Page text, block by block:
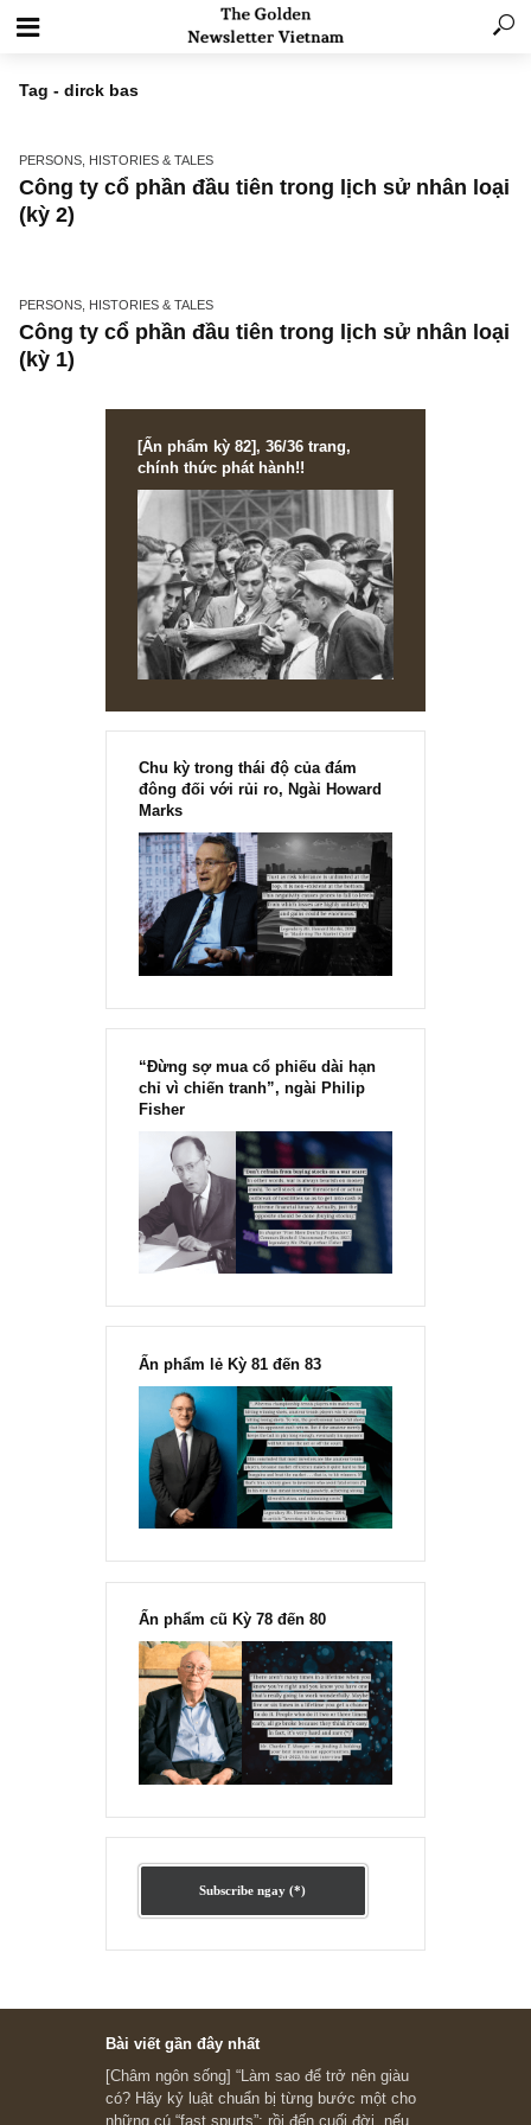
Tag - dirck bas
PERSONS, HISTORIES & TALES
Công ty cổ phần đầu tiên trong lịch sử nhân
PERSONS, HISTORIES & TALES
Công ty cổ phần đầu tiên trong lịch sử nhân
[Ấn phẩm kỳ 82], 36/36 trang,
chính thức phát hành!!
Chu kỳ trong thái độ của đám
đông đối với rủi ro, Ngài Howard
Marks
“Đừng sợ mua cổ phiếu dài hạn
chỉ vì chiến tranh”, ngài Philip
Fisher
Ấn phẩm lẻ Kỳ 81 đến 83
Subscribe ngay (*)